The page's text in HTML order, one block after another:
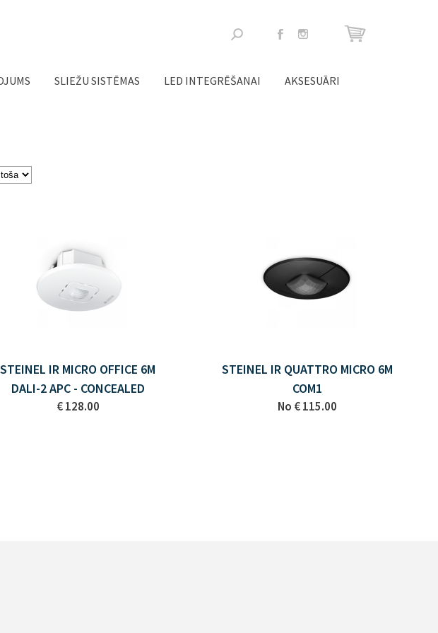
Meklēšanas
SLIEŽU SISTĒMAS LED INTEGRĒŠANAI AKSESUĀRI
STEINEL IR MICRO OFFICE 6M
DALI-2 APC - CONCEALED
€ 128.00
STEINEL IR QUATTRO MICRO 6M
COM1
No € 115.00